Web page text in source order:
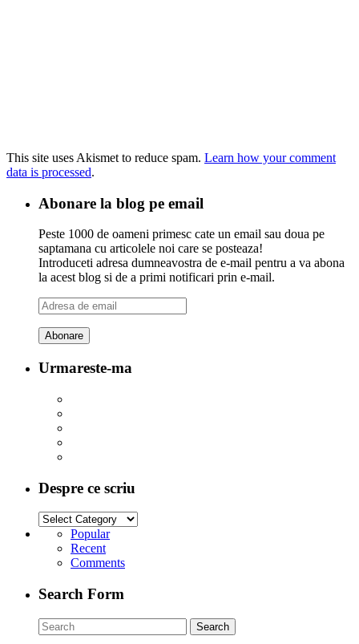
This site uses Akismet to reduce spam. Learn how your comment
data is processed.
Abonare la blog pe email
Peste 1000 de oameni primesc cate un email sau doua pe
saptamana cu articolele noi care se posteaza!
Introduceti adresa dumneavostra de e-mail pentru a va abona
la acest blog si de a primi notificari prin e-mail.
Adresa
de
email
Urmareste-ma
Despre ce scriu
Popular
Recent
Comments
Search Form